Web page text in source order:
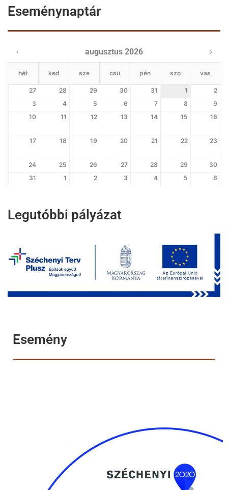
Eseménynaptár
augusztus 2026
hét ked sze csü pén szo vas
27 28 29 30 31 1
2
3
4 5 6 7 8
9
10
11 12 13 14 15 16
17 18 19 20 21 22 23
24 25 26 27 28 29
30
31
1 2 3 4 5 6
Legutóbbi pályázat
Esemény